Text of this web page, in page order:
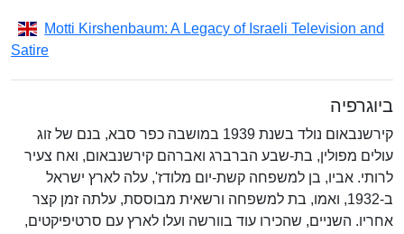
Motti Kirshenbaum: A Legacy of Israeli Television and
Satire
ביוגרפיה
קירשנבאום נולד בשנת 1939 במושבה כפר סבא, בנם של זוג
עולים מפולין, בת-שבע הברברג ואברהם קירשנבאום, ואח צעיר
לרותי. אביו, בן למשפחה קשת-יום מלודז', עלה לארץ ישראל
ב-1932, ואמו, בת למשפחה ורשאית מבוססת, עלתה זמן קצר
אחריו. השניים, שהכירו עוד בוורשה ועלו לארץ עם סרטיפיקטים,